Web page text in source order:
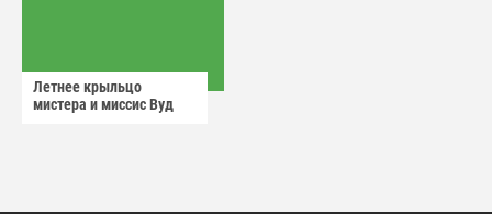
Летнее крыльцо
мистера и миссис Вуд